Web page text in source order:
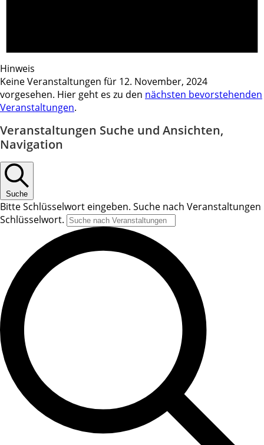
Hinweis
Keine Veranstaltungen für 12. November, 2024
vorgesehen. Hier geht es zu den nächsten bevorstehenden
Veranstaltungen.
Veranstaltungen Suche und Ansichten,
Navigation
Suche
Bitte Schlüsselwort eingeben. Suche nach Veranstaltungen
Schlüsselwort.